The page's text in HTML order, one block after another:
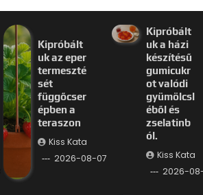
Kipróbált
uk az eper
termeszté
sét
függőcser
épben a
teraszon
Kiss Kata
2026-08-07
Kipróbált
uk a házi
készítésű
gumicukr
ot valódi
gyümölcsl
éből és
zselatinb
ól.
Kiss Kata
2026-